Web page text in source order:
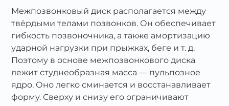
Межпозвонковый диск располагается между
твёрдыми телами позвонков. Он обеспечивает
гибкость позвоночника, а также амортизацию
ударной нагрузки при прыжках, беге и т. д.
Поэтому в основе межпозвонкового диска
лежит студнеобразная масса — пульпозное
ядро. Оно легко сминается и восстанавливает
форму. Сверху и снизу его ограничивают